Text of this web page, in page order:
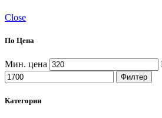
Close
По Цена
Мин. цена
Филтер
Категории